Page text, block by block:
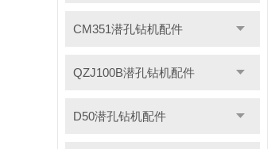
CM351潜孔钻机配件
QZJ100B潜孔钻机配件
D50潜孔钻机配件